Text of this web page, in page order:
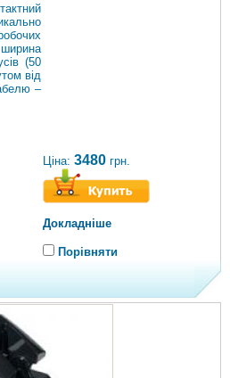
(50
від
–
Ціна: 3480 грн.
Докладніше
Порівняти